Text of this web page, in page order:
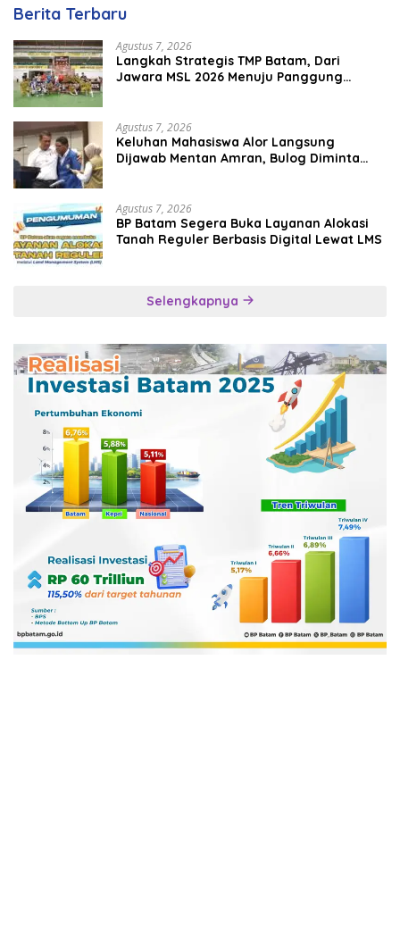
Berita Terbaru
Agustus 7, 2026
Langkah Strategis TMP Batam, Dari
Jawara MSL 2026 Menuju Panggung
Agustus 7, 2026
Keluhan Mahasiswa Alor Langsung
Dijawab Mentan Amran, Bulog Diminta
Agustus 7, 2026
BP Batam Segera Buka Layanan Alokasi
Tanah Reguler Berbasis Digital Lewat LMS
Selengkapnya